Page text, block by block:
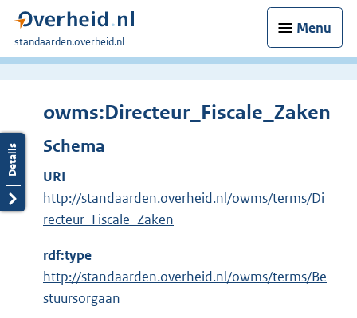
Menu
U
bent
standaarden.overheid.nl
owms:Directeur_Fiscale_Zaken
Schema
URI
http://standaarden.overheid.nl/owms/terms/Di
recteur_Fiscale_Zaken
rdf:type
http://standaarden.overheid.nl/owms/terms/Be
stuursorgaan